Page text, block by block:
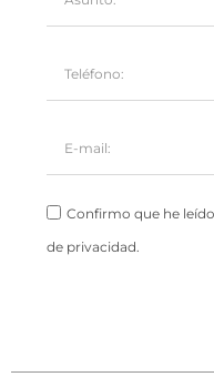
Confirmo que he
de privacidad.